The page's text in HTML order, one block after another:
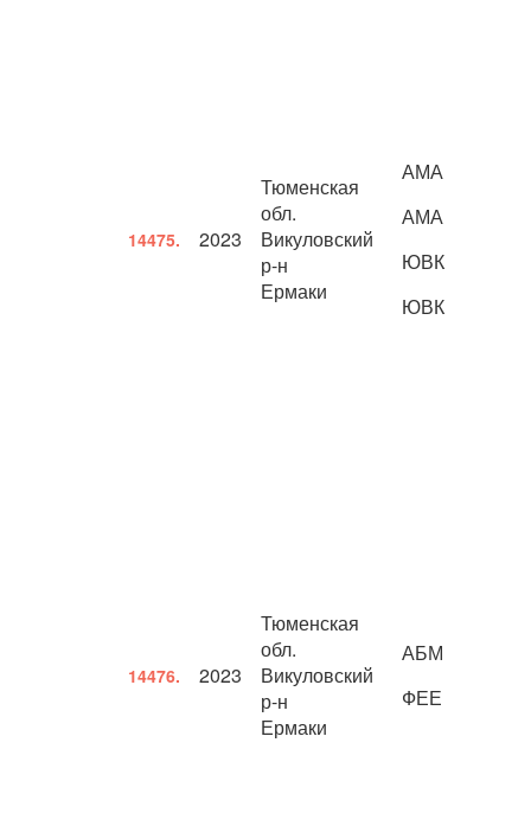
14475. 2023
Тюменская
обл.
Викуловский
р-н
Ермаки
АМА
АМА
ЮВК
ЮВК
14476. 2023
Тюменская
обл.
Викуловский
р-н
Ермаки
АБМ
ФЕЕ